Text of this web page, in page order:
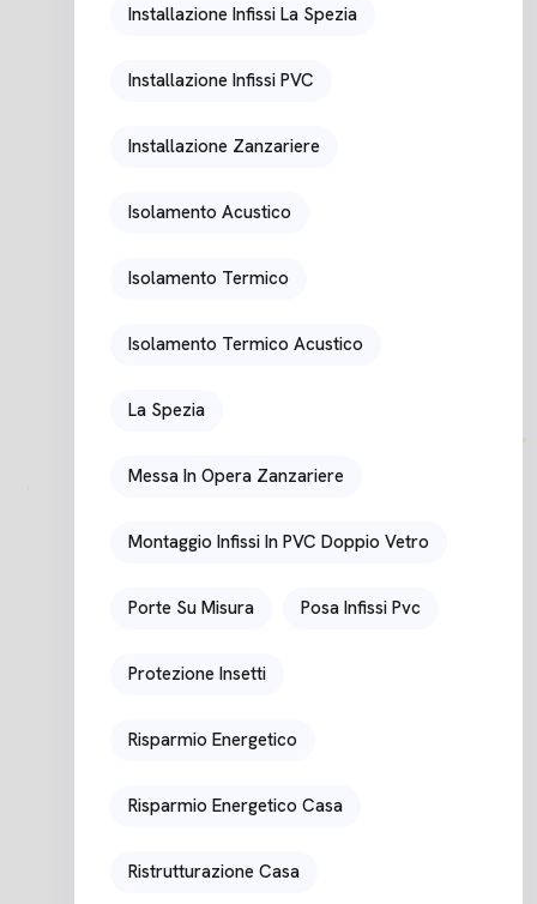
Installazione Infissi La Spezia
Installazione Infissi PVC
Installazione Zanzariere
Isolamento Acustico
Isolamento Termico
Isolamento Termico Acustico
La Spezia
Messa In Opera Zanzariere
Montaggio Infissi In PVC Doppio Vetro
Porte Su Misura Posa Infissi Pvc
Protezione Insetti
Risparmio Energetico
Risparmio Energetico Casa
Ristrutturazione Casa